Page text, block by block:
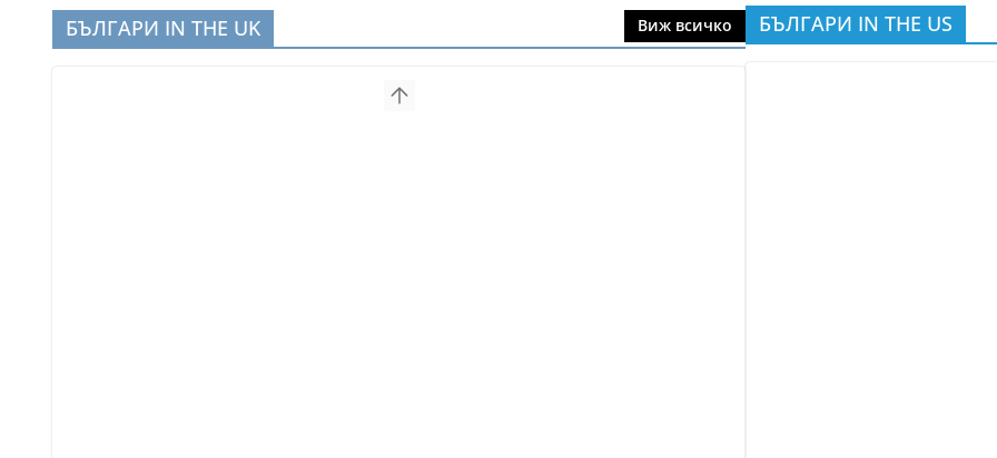
БЪЛГАРИ IN THE UK Виж всичко БЪЛГАРИ IN THE US